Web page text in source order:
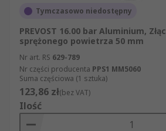
Tymczasowo niedostępny
PREVOST 16.00 bar Aluminium,
sprężonego powietrza 50 mm
Nr art. RS 629-789
Nr części producenta PPS1 MM5060
Suma częściowa (1 sztuka)
123,86 zł(bez VAT)
Ilość